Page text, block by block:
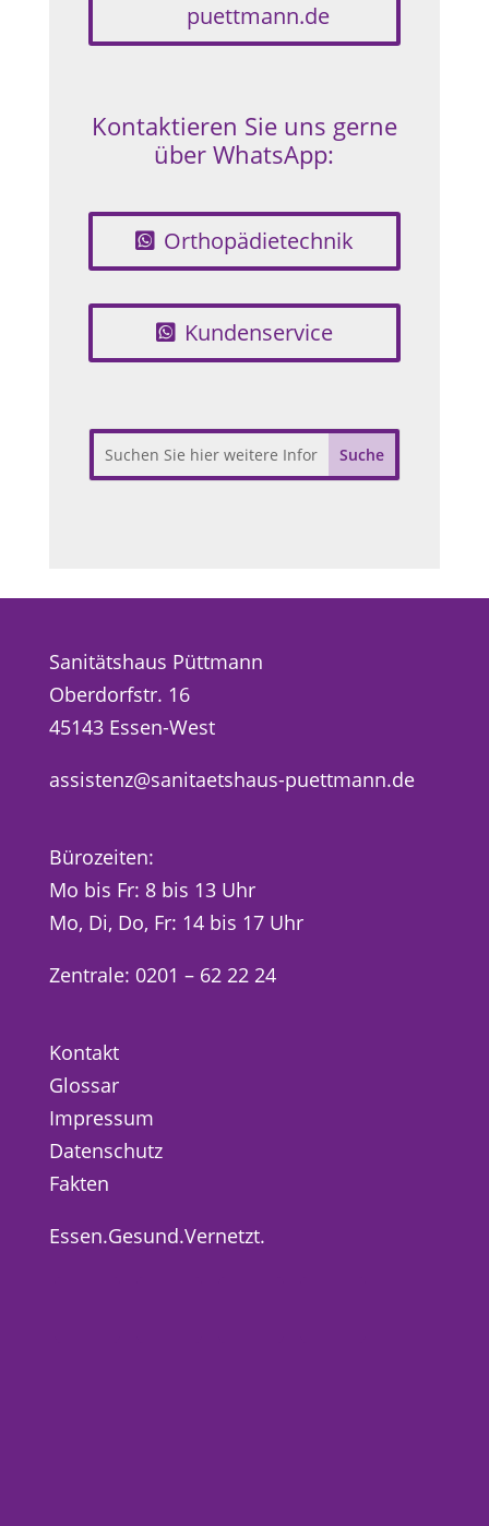
puettmann.de
Kontaktieren Sie uns gerne
über WhatsApp:
Orthopädietechnik
Kundenservice
Sanitätshaus Püttmann
Oberdorfstr. 16
45143 Essen-West
assistenz@sanitaetshaus-puettmann.de
Bürozeiten:
Mo bis Fr: 8 bis 13 Uhr
Mo, Di, Do, Fr: 14 bis 17 Uhr
Zentrale: 0201 – 62 22 24
Kontakt
Glossar
Impressum
Datenschutz
Fakten
Essen.Gesund.Vernetzt.